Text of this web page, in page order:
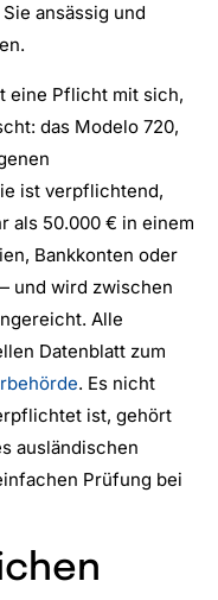
ansässig und
eine Pflicht mit sich,
das Modelo 720,
ist verpflichtend,
als 50.000 € in einem
Bankkonten oder
und wird zwischen
Alle
Datenblatt zum
. Es nicht
ist, gehört
ausländischen
Prüfung bei